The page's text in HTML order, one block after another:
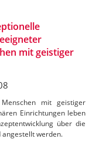
mit geistiger
mit geistiger
Einrichtungen leben
über die
angestellt werden.